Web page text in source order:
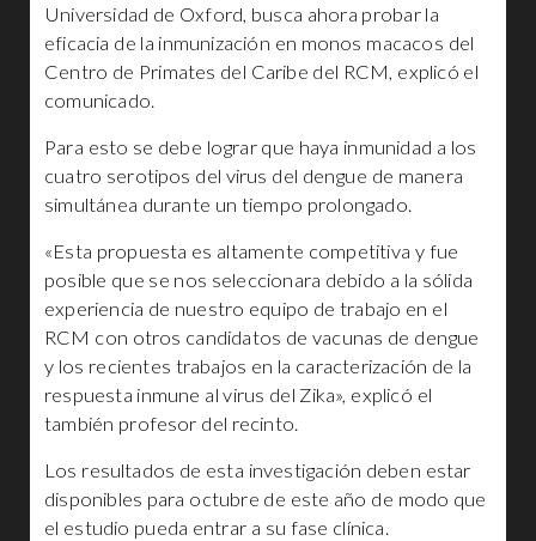
Universidad de Oxford, busca ahora probar la
eficacia de la inmunización en monos macacos del
Centro de Primates del Caribe del RCM, explicó el
comunicado.
Para esto se debe lograr que haya inmunidad a los
cuatro serotipos del virus del dengue de manera
simultánea durante un tiempo prolongado.
«Esta propuesta es altamente competitiva y fue
posible que se nos seleccionara debido a la sólida
experiencia de nuestro equipo de trabajo en el
RCM con otros candidatos de vacunas de dengue
y los recientes trabajos en la caracterización de la
respuesta inmune al virus del Zika», explicó el
también profesor del recinto.
Los resultados de esta investigación deben estar
disponibles para octubre de este año de modo que
el estudio pueda entrar a su fase clínica.